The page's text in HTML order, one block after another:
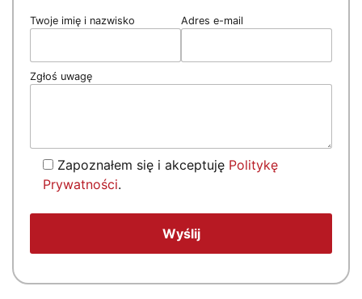
Twoje imię i nazwisko Adres e-mail
Zgłoś uwagę
Zapoznałem się i akceptuję Politykę
Prywatności.